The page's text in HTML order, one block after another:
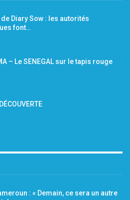
Diary Sow : les autorités
font…
– Le SENEGAL sur le tapis rouge
: « Demain, ce sera un autre